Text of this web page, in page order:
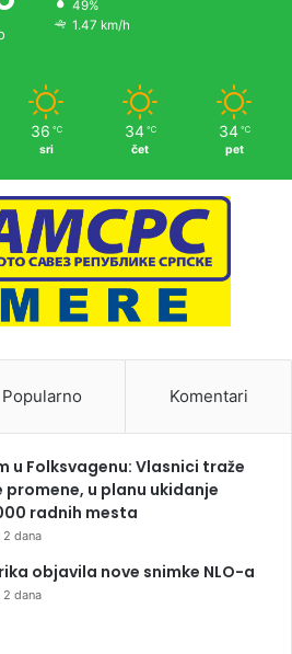
49%
1.47 km/h
36 ℃
sri
34 ℃
čet
34 ℃
pet
Popularno Komentari
u Folksvagenu: Vlasnici traže
promene, u planu ukidanje
radnih mesta
dana
objavila nove snimke NLO-a
dana